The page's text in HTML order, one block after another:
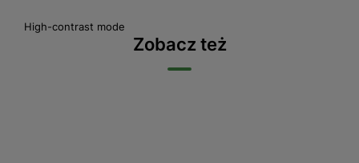
High-contrast mode
Zobacz też